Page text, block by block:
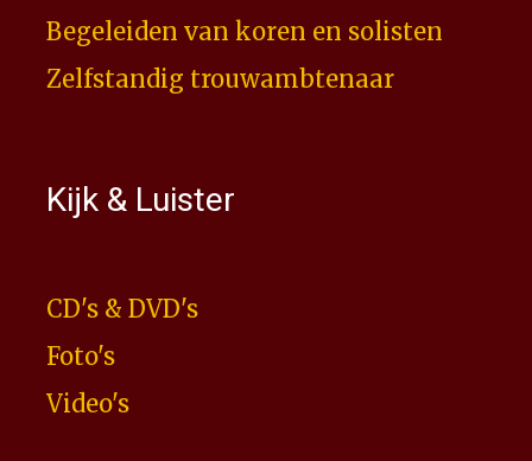
Begeleiden van koren en solisten
Zelfstandig trouwambtenaar
Kijk & Luister
CD's & DVD's
Foto's
Video's